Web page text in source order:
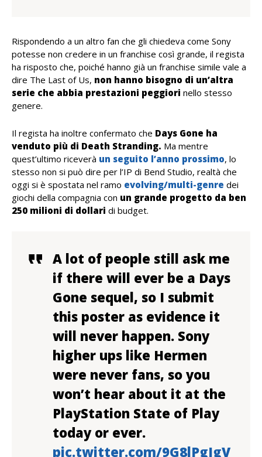
Rispondendo a un altro fan che gli chiedeva come Sony
potesse non credere in un franchise così grande, il regista
ha risposto che, poiché hanno già un franchise simile vale a
dire The Last of Us, non hanno bisogno di un’altra
serie che abbia prestazioni peggiori nello stesso
genere.
Il regista ha inoltre confermato che Days Gone ha
venduto più di Death Stranding. Ma mentre
quest’ultimo riceverà un seguito l’anno prossimo, lo
stesso non si può dire per l’IP di Bend Studio, realtà che
oggi si è spostata nel ramo evolving/multi-genre dei
giochi della compagnia con un grande progetto da ben
250 milioni di dollari di budget.
A lot of people still ask me
if there will ever be a Days
Gone sequel, so I submit
this poster as evidence it
will never happen. Sony
higher ups like Hermen
were never fans, so you
won’t hear about it at the
PlayStation State of Play
today or ever.
pic.twitter.com/9G8lPgJgV